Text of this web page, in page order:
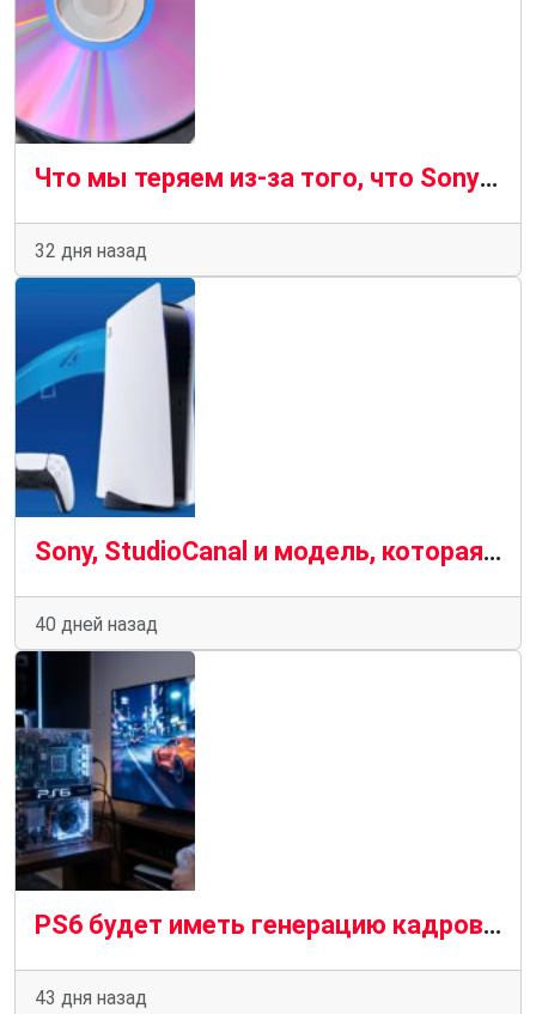
Что мы теряем из-за того, что Sony прощается с аппаратным обеспечением?
32 дня назад
Sony, StudioCanal и модель, которая продолжает наказывать потребителей
40 дней назад
PS6 будет иметь генерацию кадров для снижения затрат, потребления и достижения скорости 4K и 120 кадров в секунду
43 дня назад